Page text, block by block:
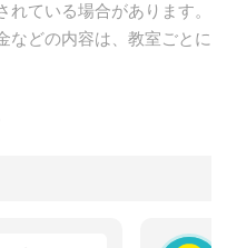
れている場合があります。
などの内容は、教室ごとに